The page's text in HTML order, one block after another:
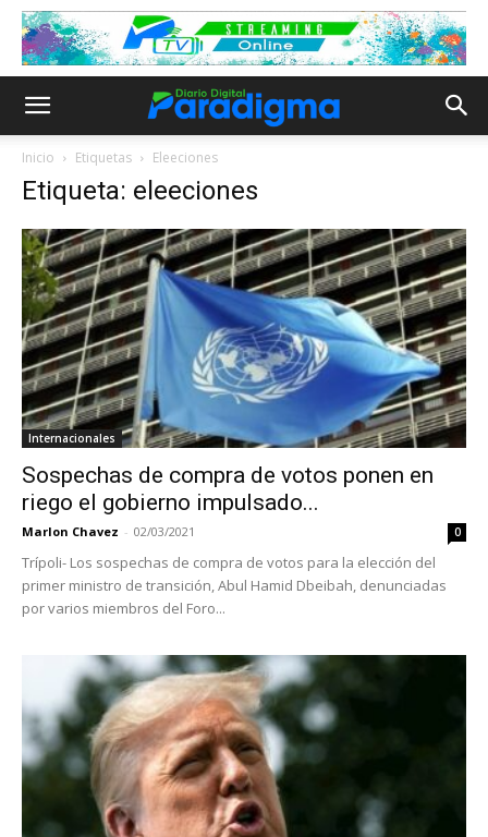
Inicio Etiquetas Eleeciones
Etiqueta: eleeciones
Internacionales
Sospechas de compra de votos ponen en
riego el gobierno impulsado...
Marlon Chavez - 02/03/2021 0
Trípoli- Los sospechas de compra de votos para la elección del
primer ministro de transición, Abul Hamid Dbeibah, denunciadas
por varios miembros del Foro...